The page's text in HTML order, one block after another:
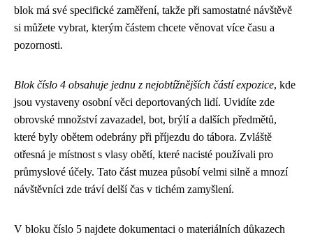
blok má své specifické zaměření, takže při samostatné návštěvě
si můžete vybrat, kterým částem chcete věnovat více času a
pozornosti.
Blok číslo 4 obsahuje jednu z nejobtížnějších částí expozice, kde
jsou vystaveny osobní věci deportovaných lidí. Uvidíte zde
obrovské množství zavazadel, bot, brýlí a dalších předmětů,
které byly obětem odebrány při příjezdu do tábora. Zvláště
otřesná je místnost s vlasy obětí, které nacisté používali pro
průmyslové účely. Tato část muzea působí velmi silně a mnozí
návštěvníci zde tráví delší čas v tichém zamyšlení.
V bloku číslo 5 najdete dokumentaci o materiálních důkazech